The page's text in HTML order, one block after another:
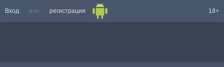
Вход или регистрация 18+